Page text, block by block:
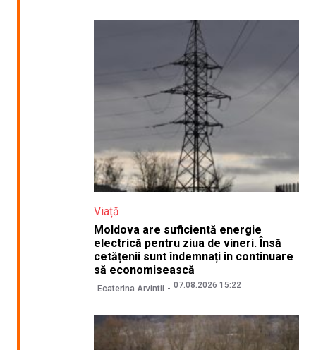
Viață
Moldova are suficientă energie
electrică pentru ziua de vineri. Însă
cetățenii sunt îndemnați în continuare
să economisească
Ecaterina Arvintii 07.08.2026 15:22